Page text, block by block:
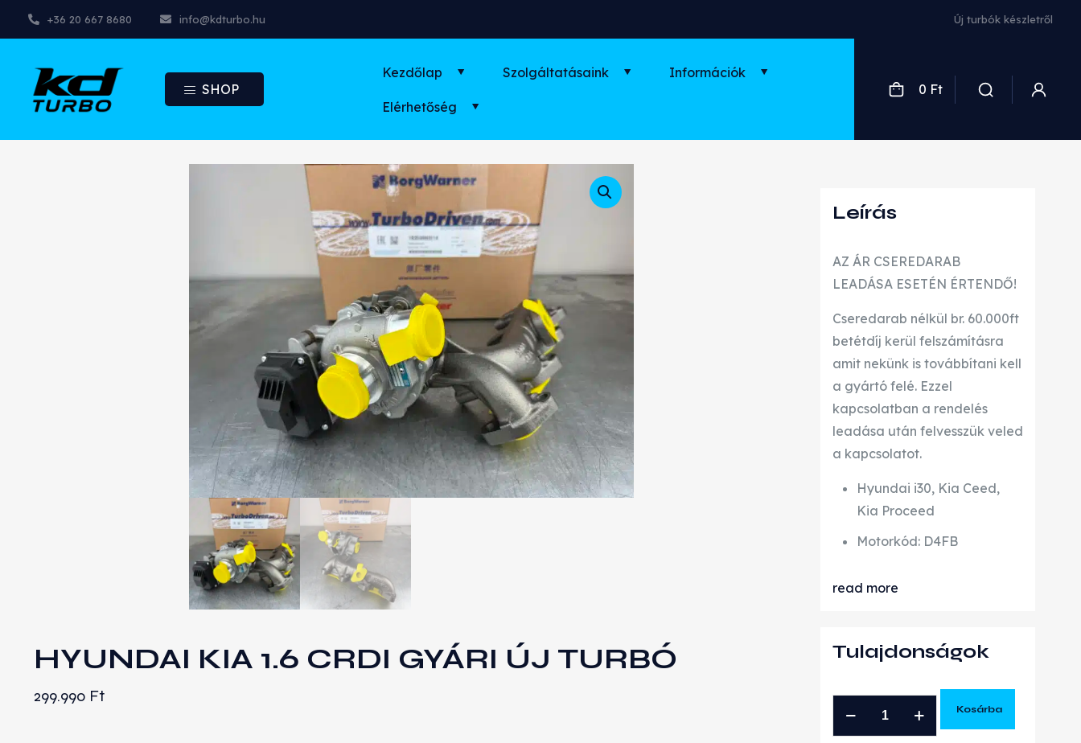
+36 20 667 8680 info@kdturbo.hu Új turbók készletről
SHOP
Kezdőlap Szolgáltatásaink Információk
Elérhetőség
0 Ft
HYUNDAI KIA 1.6 CRDI GYÁRI ÚJ TURBÓ
299.990 Ft
Leírás
AZ ÁR CSEREDARAB
LEADÁSA ESETÉN ÉRTENDŐ!
Cseredarab nélkül br. 60.000ft
betétdíj kerül felszámításra
amit nekünk is továbbítani kell
a gyártó felé. Ezzel
kapcsolatban a rendelés
leadása után felvesszük veled
a kapcsolatot.
Hyundai i30, Kia Ceed,
Kia Proceed
Motorkód: D4FB
read more
Tulajdonságok
Kosárba